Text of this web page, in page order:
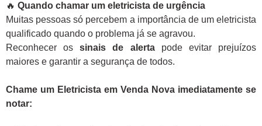
🔥 Quando chamar um eletricista de urgência
Muitas pessoas só percebem a importância de um eletricista
qualificado quando o problema já se agravou.
Reconhecer ossinais de alertapode evitar prejuízos
maiores e garantir a segurança de todos.
Chame um Eletricista em Venda Nova imediatamente se
notar: